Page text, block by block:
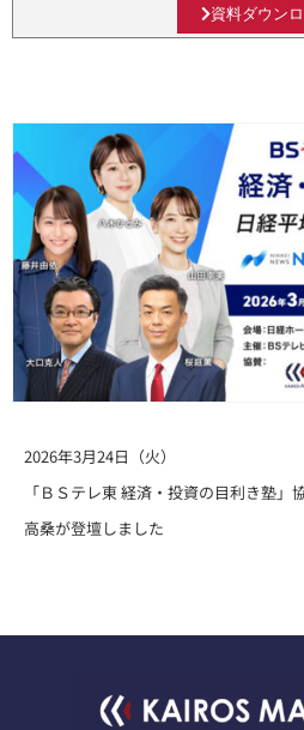
資料ダウン
2026年3月24日（火）
「ＢＳテレ東 経済・投資の目利き塾
高桑が登壇しました